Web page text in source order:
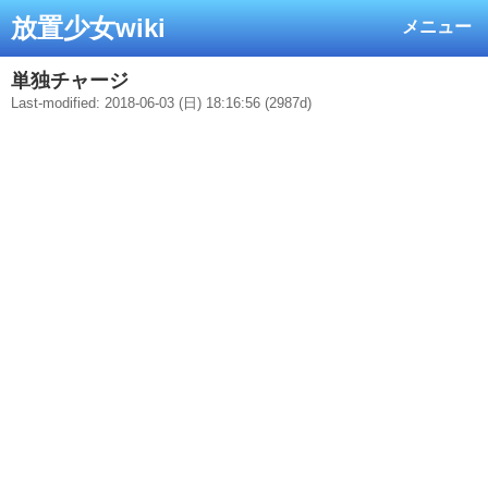
メニュー
放置少女wiki
単独チャージ
Last-modified: 2018-06-03 (日) 18:16:56 (2987d)